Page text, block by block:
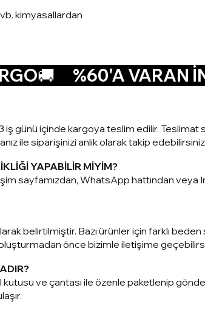
kimyasallardan
günü içinde kargoya teslim edilir.
ile siparişinizi anlık olarak takip
YAPABİLİR MİYİM?
sayfamızdan, WhatsApp hattından veya
belirtilmiştir. Bazı ürünler için farklı
önce bizimle iletişime
ve çantası ile özenle paketlenip